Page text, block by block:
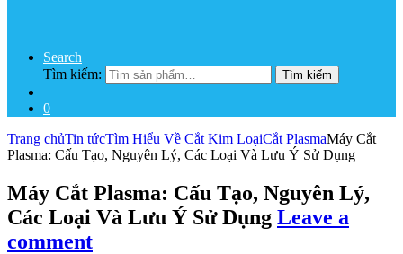
Search
Tìm kiếm:
Tìm kiếm
0
Trang chủTin tứcTìm Hiểu Về Cắt Kim LoạiCắt PlasmaMáy Cắt
Plasma: Cấu Tạo, Nguyên Lý, Các Loại Và Lưu Ý Sử Dụng
Máy Cắt Plasma: Cấu Tạo, Nguyên Lý,
Các Loại Và Lưu Ý Sử Dụng Leave a
comment